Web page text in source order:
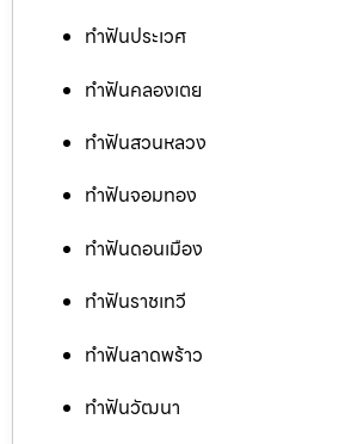
ทำฟันประเวศ
ทำฟันคลองเตย
ทำฟันสวนหลวง
ทำฟันจอมทอง
ทำฟันดอนเมือง
ทำฟันราชเทวี
ทำฟันลาดพร้าว
ทำฟันวัฒนา